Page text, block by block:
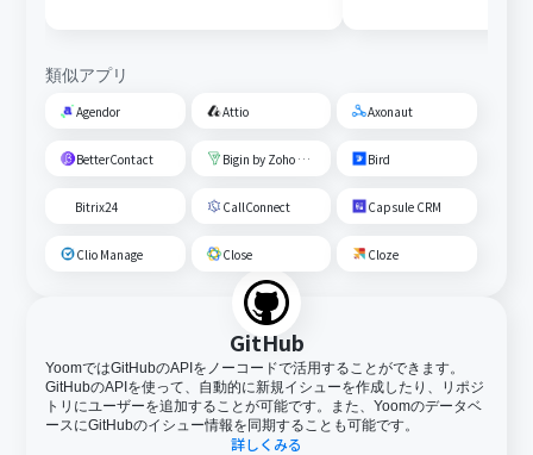
類似アプリ
Agendor Attio Axonaut
BetterContact Bigin by Zoho CRM Bird
Bitrix24 CallConnect Capsule CRM
Clio Manage Close Cloze
GitHub
YoomではGitHubのAPIをノーコードで活用することができます。
GitHubのAPIを使って、自動的に新規イシューを作成したり、リポジ
トリにユーザーを追加することが可能です。また、Yoomのデータベ
ースにGitHubのイシュー情報を同期することも可能です。
詳しくみる